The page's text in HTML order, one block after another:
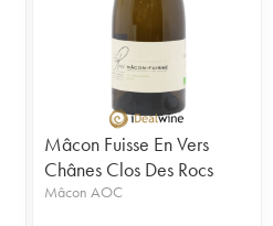
Mâcon Fuisse En Vers
Chânes Clos Des Rocs
Mâcon AOC